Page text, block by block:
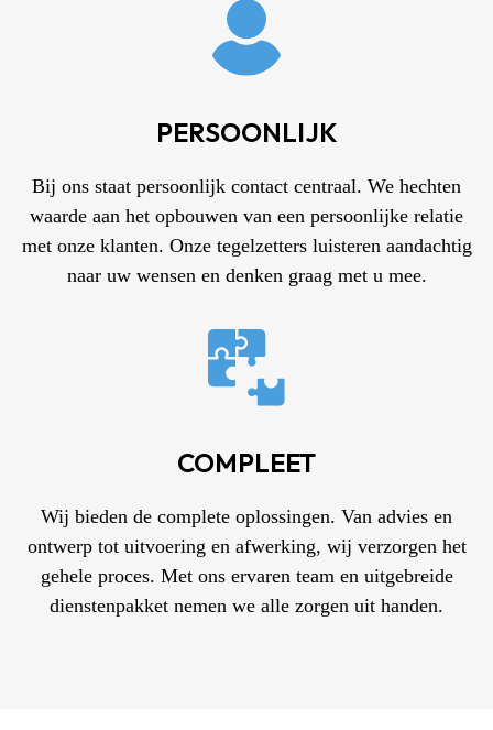
PERSOONLIJK
Bij ons staat persoonlijk contact centraal. We hechten
waarde aan het opbouwen van een persoonlijke relatie
met onze klanten. Onze tegelzetters luisteren aandachtig
naar uw wensen en denken graag met u mee.
COMPLEET
Wij bieden de complete oplossingen. Van advies en
ontwerp tot uitvoering en afwerking, wij verzorgen het
gehele proces. Met ons ervaren team en uitgebreide
dienstenpakket nemen we alle zorgen uit handen.